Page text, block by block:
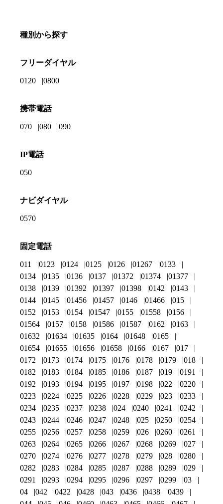
種別から探す
フリーダイヤル
0120 0800
携帯電話
070 080 090
IP電話
050
ナビダイヤル
0570
固定電話
011 0123 0124 0125 0126 01267
0133
0134
0135 0136 0137 01372 01374
01377
0138
0139 01392 01397 01398 0142
0143
0144
0145 01456 01457 0146 01466
015
0152
0153 0154 01547 0155 01558
0156
01564
0157 0158 01586 01587 0162
0163
01632
01634 01635 0164 01648
0165
01654
01655 01656 01658 0166 0167
017
0172
0173 0174 0175 0176 0178 0179
018
0182
0183 0184 0185 0186 0187 019
0191
0192
0193 0194 0195 0197 0198 022
0220
0223
0224 0225 0226 0228 0229 023
0233
0234
0235 0237 0238 024 0240 0241
0242
0243
0244 0246 0247 0248 025 0250
0254
0255
0256 0257 0258 0259 026 0260
0261
0263
0264 0265 0266 0267 0268 0269
027
0270
0274 0276 0277 0278 0279 028
0280
0282
0283 0284 0285 0287 0288 0289
029
0291
0293 0294 0295 0296 0297 0299
03
04
042 0422 0428 043 0436 0438
0439